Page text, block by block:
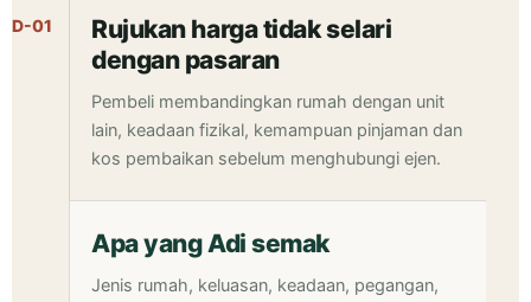
D-01
Rujukan harga tidak selari
dengan pasaran
Pembeli membandingkan rumah dengan unit
lain, keadaan fizikal, kemampuan pinjaman dan
kos pembaikan sebelum menghubungi ejen.
Apa yang Adi semak
Jenis rumah, keluasan, keadaan, pegangan,